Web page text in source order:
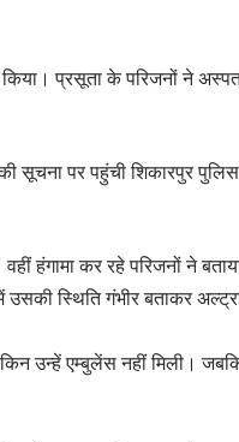
किया। प्रसूता के परिजनों ने
सूचना पर पहुंची शिकारपुर
हंगामा कर रहे परिजनों ने
उसकी स्थिति गंभीर बताकर
उन्हें एम्बुलेंस नहीं मिली।